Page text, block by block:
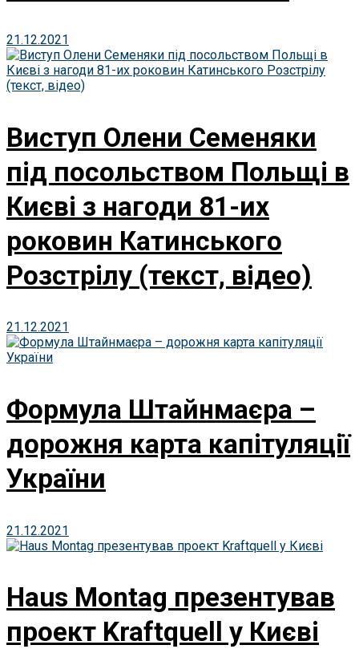
21.12.2021
Виступ Олени Семеняки
під посольством Польщі в
Києві з нагоди 81-их
роковин Катинського
Розстрілу (текст, відео)
21.12.2021
Формула Штайнмаєра –
дорожня карта капітуляції
України
21.12.2021
Haus Montag презентував
проект Kraftquell у Києві